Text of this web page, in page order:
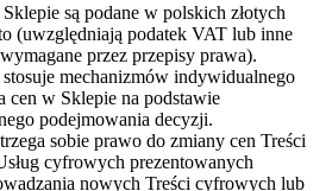
są podane w polskich złotych
(uwzględniają podatek VAT lub inne
przez przepisy prawa).
stosuje mechanizmów indywidualnego
cen w Sklepie na podstawie
podejmowania decyzji.
sobie prawo do zmiany cen Treści
cyfrowych prezentowanych
nowych Treści cyfrowych lub